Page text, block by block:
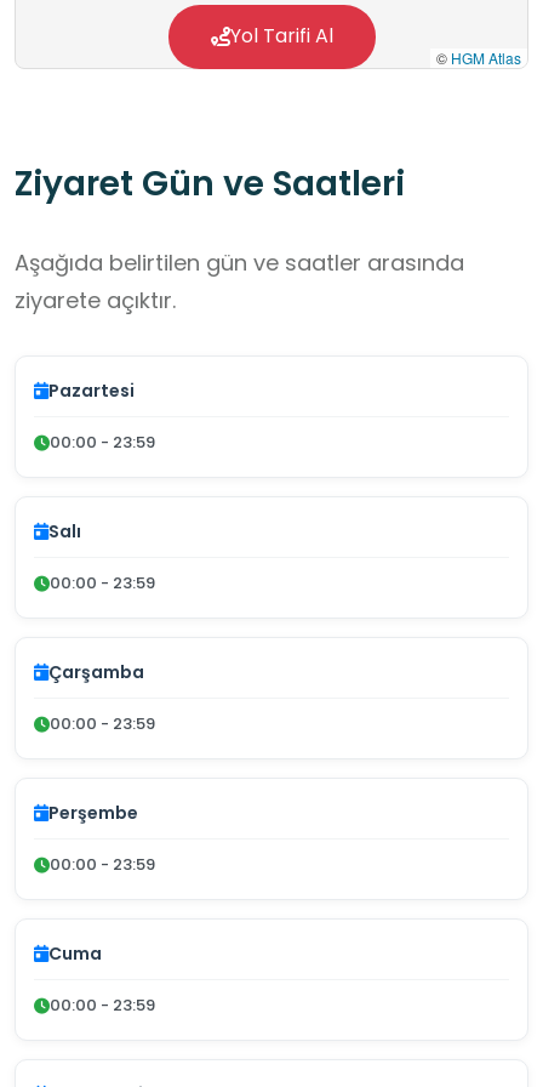
desteklemektedir.
© HGM Atlas
Yol Tarifi Al
Ziyaret Gün ve Saatleri
Aşağıda belirtilen gün ve saatler arasında
ziyarete açıktır.
Pazartesi
00:00 - 23:59
Salı
00:00 - 23:59
Çarşamba
00:00 - 23:59
Perşembe
00:00 - 23:59
Cuma
00:00 - 23:59